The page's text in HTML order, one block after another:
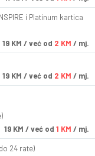
i Platinum kartica
19 KM / već od 2 KM / mj.
19 KM / već od 2 KM / mj.
19 KM / već od 1 KM / mj.
24 rate)